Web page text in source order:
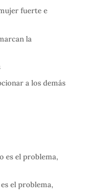
fuerte e
la
a los demás
es el problema,
el problema,